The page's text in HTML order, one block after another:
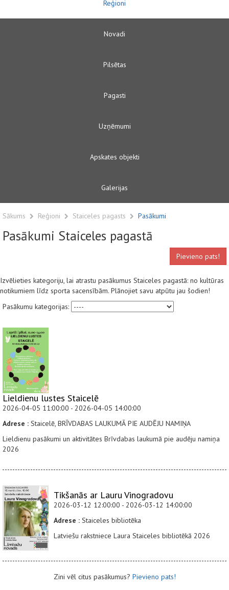
Reģioni
Novadi
Pilsētas
Pagasti
Uzņēmumi
Apskates objekti
Galerijas
Sākums Reģioni Staiceles pagasts Pasākumi
Pasākumi Staiceles pagastā
Pievieno pats!
Izvēlieties kategoriju, lai atrastu pasākumus Staiceles pagastā: no kultūras
notikumiem līdz sporta sacensībām. Plānojiet savu atpūtu jau šodien!
Pasākumu kategorijas:
Lieldienu lustes Staicelē
2026-04-05 11:00:00 - 2026-04-05 14:00:00
Adrese : Staicelē, BRĪVDABAS LAUKUMĀ PIE AUDĒJU NAMIŅA
Lieldienu pasākumi un aktivitātes Brīvdabas laukumā pie audēju namiņa
2026
Tikšanās ar Lauru Vinogradovu
2026-03-12 12:00:00 - 2026-03-12 14:00:00
Adrese : Staiceles bibliotēka
Latviešu rakstniece Laura Staiceles bibliotēkā 2026
Zini vēl citus pasākumus? Pievieno pats!